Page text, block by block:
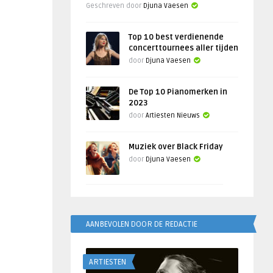
Geschreven door Djuna Vaesen
Top 10 best verdienende
concerttournees aller tijden
door Djuna Vaesen
De Top 10 Pianomerken in
2023
door Artiesten Nieuws
Muziek over Black Friday
door Djuna Vaesen
AANBEVOLEN DOOR DE REDACTIE
ARTIESTEN